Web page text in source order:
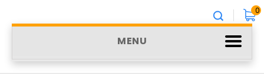
0
MENU